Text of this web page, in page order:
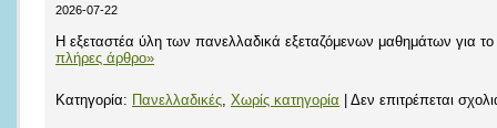
2026-07-22
Η εξεταστέα ύλη των πανελλαδικά εξεταζόμενων μαθημάτων για
πλήρες άρθρο»
Κατηγορία: Πανελλαδικές, Χωρίς κατηγορία Δεν επιτρέπεται